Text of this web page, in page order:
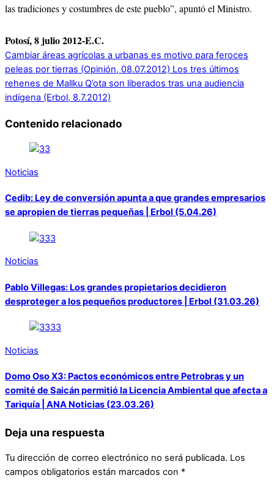
las tradiciones y costumbres de este pueblo”, apuntó el Ministro.
Potosí, 8 julio 2012-E.C.
Cambiar áreas agrícolas a urbanas es motivo para feroces
peleas por tierras (Opinión, 08.07.2012) Los tres últimos
rehenes de Mallku Q’ota son liberados tras una audiencia
indígena (Erbol, 8.7.2012)
Contenido relacionado
Noticias
Cedib: Ley de conversión apunta a que grandes empresarios
se apropien de tierras pequeñas | Erbol (5.04.26)
Noticias
Pablo Villegas: Los grandes propietarios decidieron
desproteger a los pequeños productores | Erbol (31.03.26)
Noticias
Domo Oso X3: Pactos económicos entre Petrobras y un
comité de Saicán permitió la Licencia Ambiental que afecta a
Tariquía | ANA Noticias (23.03.26)
Deja una respuesta
Tu dirección de correo electrónico no será publicada. Los
campos obligatorios están marcados con *